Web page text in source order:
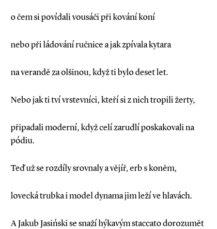
o čem si povídali vousáči při kování koní
nebo při ládování ručnice a jak zpívala kytara
na verandě za olšinou, když ti bylo deset let.
Nebo jak ti tví vrstevníci, kteří si z nich tropili žerty,
připadali moderní, když celí zarudlí poskakovali na
pódiu.
Teď už se rozdíly srovnaly a vějíř, erb s koněm,
lovecká trubka i model dynama jim leží ve hlavách.
A Jakub Jasiński se snaží hýkavým staccato dorozumět